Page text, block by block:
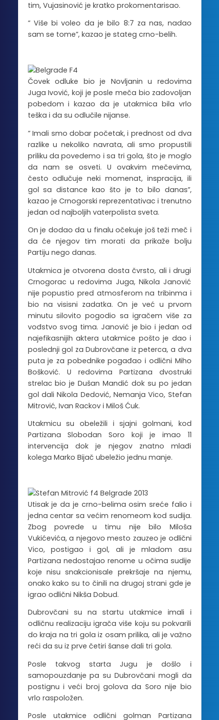
tim, Vujasinović je kratko prokomentarisao.
” Više bi voleo da je bilo 8:7 za nas, nadao
sam se tome”, kazao je stateg crno-belih.
Čovek odluke bio je Novljanin u redovima
Juga Ivović, koji je posle meča bio zadovoljan
pobedom i kazao da je utakmica bila vrlo
teška i da su odlučile nijanse.
” Imali smo dobar početak, i prednost od dva
razlike u nekoliko navrata, ali smo propustili
priliku da povedemo i sa tri gola, što je moglo
da nam se osveti. U ovakvim mečevima,
često odlučuje neki momenat, inspracija, ili
gol sa distance kao što je to bilo danas”,
kazao je Crnogorski reprezentativac i trenutno
jedan od najboljih vaterpolista sveta.
On je dodao da u finalu očekuje još teži meč i
da će njegov tim morati da prikaže bolju
Partiju nego danas.
Utakmica je otvorena dosta čvrsto, ali i drugi
Crnogorac u redovima Juga, Nikola Janović
nije popustio pred atmosferom na tribinma i
bio na visisni zadatka. On je već u prvom
minutu silovito pogodio sa igračem više za
vođstvo svog tima. Janović je bio i jedan od
najefikasnijih aktera utakmice pošto je dao i
poslednji gol za Dubrovčane iz peterca, a dva
puta je za pobednike pogađao i odlični Miho
Bošković. U redovima Partizana dvostruki
strelac bio je Dušan Mandić dok su po jedan
gol dali Nikola Dedović, Nemanja Vico, Stefan
Mitrović, Ivan Rackov i Miloš Ćuk.
Utakmicu su obeležili i sjajni golmani, kod
Partizana Slobodan Soro koji je imao 11
intervencija dok je njegov znatno mlađi
kolega Marko Bijač ubeležio jednu manje.
Utisak je da je crno-belima osim sreće falio i
jedna centar sa većim renomeom kod sudija.
Zbog povrede u timu nije bilo Miloša
Vukićevića, a njegovo mesto zauzeo je odlični
Vico, postigao i gol, ali je mladom asu
Partizana nedostajao renome u očima sudije
koje nisu snakcionisale prekršaje na njemu,
onako kako su to činili na drugoj strani gde je
igrao odlični Nikša Dobud.
Dubrovčani su na startu utakmice imali i
odličnu realizaciju igrača više koju su pokvarili
do kraja na tri gola iz osam prilika, ali je važno
reći da su iz prve četiri šanse dali tri gola.
Posle takvog starta Jugu je došlo i
samopouzdanje pa su Dubrovčani mogli da
postignu i veći broj golova da Soro nije bio
vrlo raspoložen.
Posle utakmice odlični golman Partizana